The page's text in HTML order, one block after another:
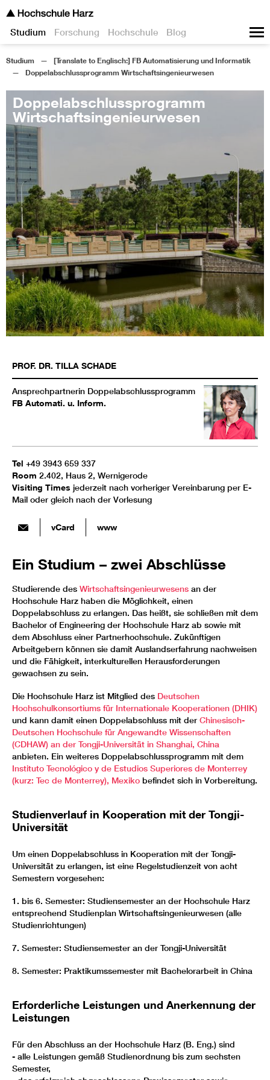
Studium Forschung Hochschule Blog
Studium
[Translate to Englisch:] FB Automatisierung und Informatik
Doppelabschlussprogramm Wirtschaftsingenieurwesen
Doppelabschlussprogramm
Wirtschaftsingenieurwesen
PROF. DR. TILLA SCHADE
Ansprechpartnerin Doppelabschlussprogramm
FB Automati. u. Inform.
Tel +49 3943 659 337
Room 2.402, Haus 2, Wernigerode
Visiting Times jederzeit nach vorheriger Vereinbarung per E-
Mail oder gleich nach der Vorlesung
vCard www
Ein Studium – zwei Abschlüsse
Studierende des Wirtschaftsingenieurwesens an der
Hochschule Harz haben die Möglichkeit, einen
Doppelabschluss zu erlangen. Das heißt, sie schließen mit dem
Bachelor of Engineering der Hochschule Harz ab sowie mit
dem Abschluss einer Partnerhochschule. Zukünftigen
Arbeitgebern können sie damit Auslandserfahrung nachweisen
und die Fähigkeit, interkulturellen Herausforderungen
gewachsen zu sein.
Die Hochschule Harz ist Mitglied des Deutschen
Hochschulkonsortiums für Internationale Kooperationen (DHIK)
und kann damit einen Doppelabschluss mit der Chinesisch-
Deutschen Hochschule für Angewandte Wissenschaften
(CDHAW) an der Tongji-Universität in Shanghai, China
anbieten. Ein weiteres Doppelabschlussprogramm mit dem
Instituto Tecnológico y de Estudios Superiores de Monterrey
(kurz: Tec de Monterrey), Mexiko befindet sich in Vorbereitung.
Studienverlauf in Kooperation mit der Tongji-
Universität
Um einen Doppelabschluss in Kooperation mit der Tongji-
Universität zu erlangen, ist eine Regelstudienzeit von acht
Semestern vorgesehen:
1. bis 6. Semester: Studiensemester an der Hochschule Harz
entsprechend Studienplan Wirtschaftsingenieurwesen (alle
Studienrichtungen)
7. Semester: Studiensemester an der Tongji-Universität
8. Semester: Praktikumssemester mit Bachelorarbeit in China
Erforderliche Leistungen und Anerkennung der
Leistungen
Für den Abschluss an der Hochschule Harz (B. Eng.) sind
- alle Leistungen gemäß Studienordnung bis zum sechsten
Semester,